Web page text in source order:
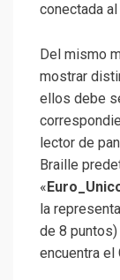
conectada al
Del mismo
mostrar
ellos debe
lector de
Braille
«
la
de 8
encuentra el